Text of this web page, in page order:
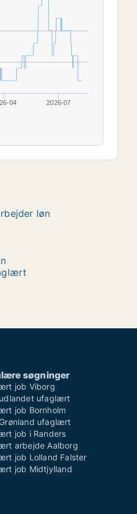
04 2026-07
løn
søgninger
job Viborg
ufaglært
job Bornholm
ufaglært
job i Randers
arbejde Aalborg
job Lolland Falster
job Midtjylland